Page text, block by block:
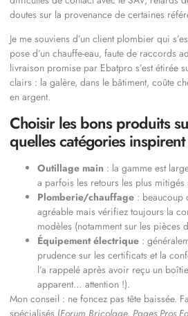
doutes sur la provenance de certaines
Je me souviens d’un client plombier qui
pose d’un chauffe-eau, faute de raccords
livraison promise par Ebatpro s’est étirée
clairs : la galère, dans le bâtiment, coûte
en argent.
Choisir les bons produits
quelles catégories
Outillage main : la gamme est
a parfois les retours les plus
Plomberie/chauffage : beaucoup
agréable mais vérifiez toujours la
modèles (notamment sur les pièces
Équipement électrique :
prudence sur les certificats et la
l’a rappelé après avoir reçu un
apparent… attention !).
Mon conseil : ne foncez pas tête baissée.